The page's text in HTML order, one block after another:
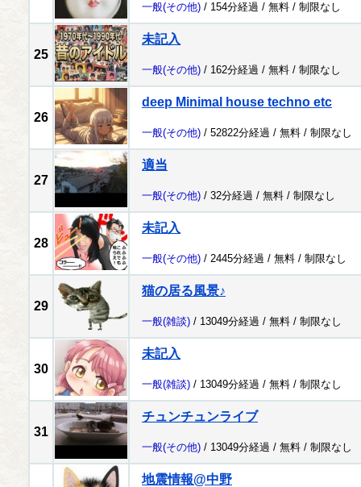
一般(その他) / 154分経過 / 無料 / 制限なし
25
未記入
一般(その他) / 162分経過 / 無料 / 制限なし
26
deep Minimal house techno etc
一般(その他) / 52822分経過 / 無料 / 制限なし
27
適当
一般(その他) / 32分経過 / 無料 / 制限なし
28
未記入
一般(その他) / 2445分経過 / 無料 / 制限なし
29
猫の居る風景♪
一般(雑談) / 13049分経過 / 無料 / 制限なし
30
未記入
一般(雑談) / 13049分経過 / 無料 / 制限なし
31
チュンチュンライブ
一般(その他) / 13049分経過 / 無料 / 制限なし
地震情報@中野